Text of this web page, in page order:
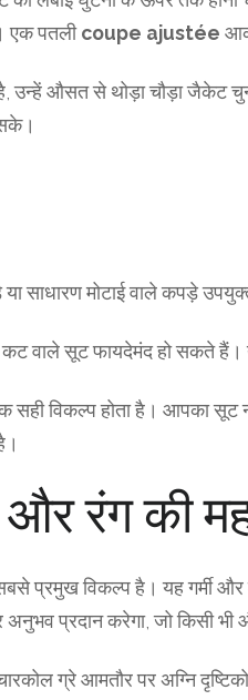
एक पतलीcoupe ajustée
है, उन्हें औसत से थोड़ा चौड़ा
साधारण मोटाई वाले कपड़े
वाले सूट फायदेमंद हो सकते
विकल्प होता है। आपका सूट
रंग की
विकल्प है। यह गर्मी और
प्रदान करेगा, जो किसी भी
ग्रे आमतौर पर अग्नि